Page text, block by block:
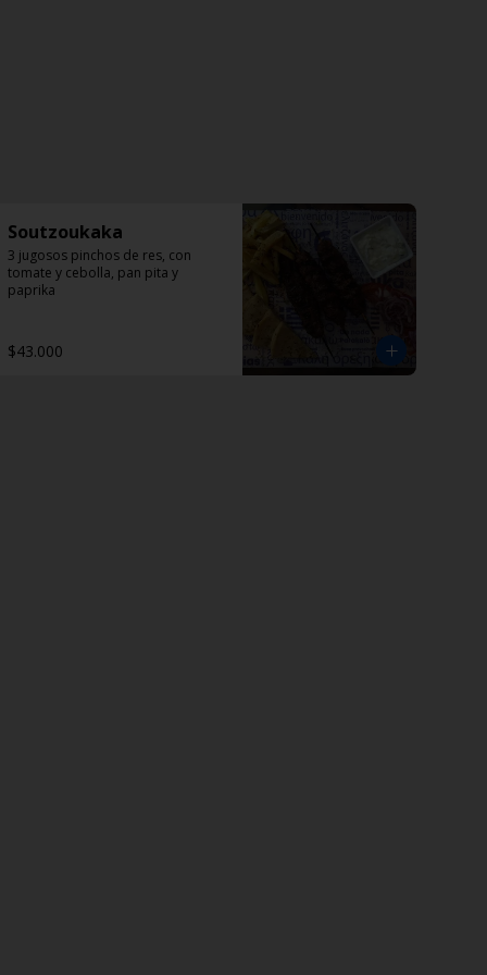
Soutzoukaka
3 jugosos pinchos de res, con
tomate y cebolla, pan pita y
paprika
$43.000